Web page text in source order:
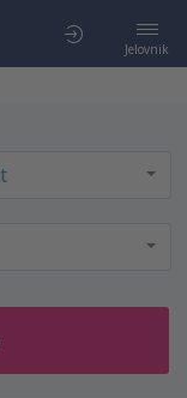
Jelovnik